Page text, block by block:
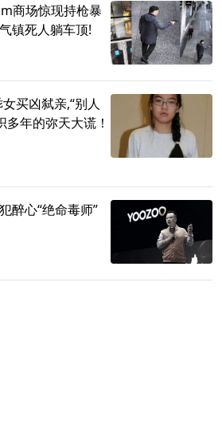
商场惊现持枪暴
镇死人躺车顶!
买凶弑亲,“别人
年的弥天大谎！
醉心“绝命毒师”